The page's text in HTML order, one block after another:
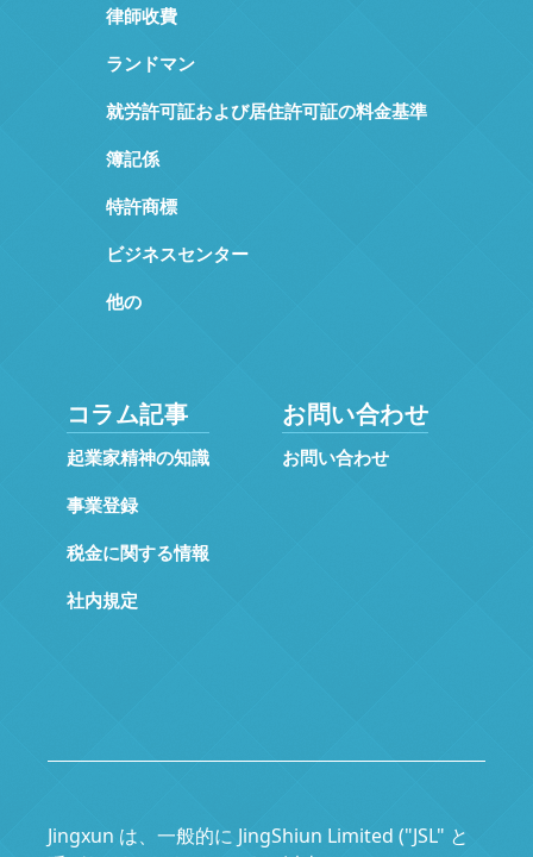
律師收費
ランドマン
就労許可証および居住許可証の料金基準
簿記係
特許商標
ビジネスセンター
他の
コラム記事
起業家精神の知識
事業登録
税金に関する情報
社内規定
お問い合わせ
お問い合わせ
Jingxun は、一般的に JingShiun Limited ("JSL" と